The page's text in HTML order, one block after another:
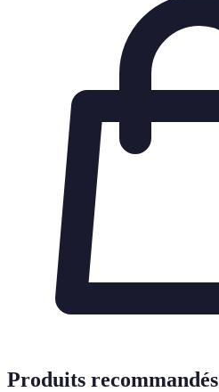
Produits recommandés